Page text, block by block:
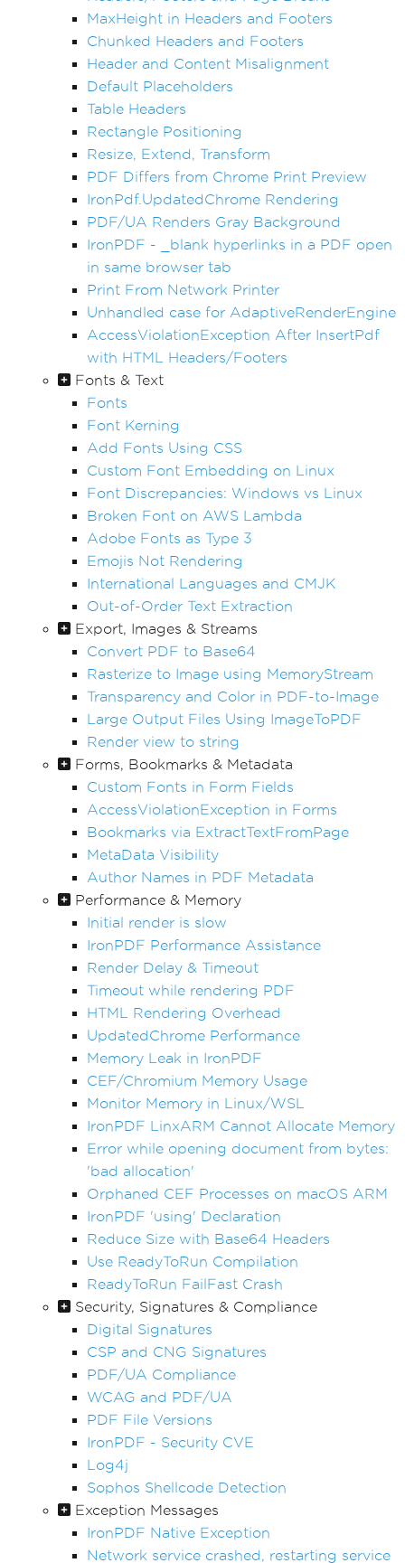
MaxHeight in Headers and Footers
Chunked Headers and Footers
Header and Content Misalignment
Default Placeholders
Table Headers
Rectangle Positioning
Resize, Extend, Transform
PDF Differs from Chrome Print Preview
IronPdf.UpdatedChrome Rendering
PDF/UA Renders Gray Background
IronPDF - _blank hyperlinks in a PDF open
in same browser tab
Print From Network Printer
Unhandled case for AdaptiveRenderEngine
AccessViolationException After InsertPdf
with HTML Headers/Footers
Fonts & Text
Fonts
Font Kerning
Add Fonts Using CSS
Custom Font Embedding on Linux
Font Discrepancies: Windows vs Linux
Broken Font on AWS Lambda
Adobe Fonts as Type 3
Emojis Not Rendering
International Languages and CMJK
Out-of-Order Text Extraction
Export, Images & Streams
Convert PDF to Base64
Rasterize to Image using MemoryStream
Transparency and Color in PDF-to-Image
Large Output Files Using ImageToPDF
Render view to string
Forms, Bookmarks & Metadata
Custom Fonts in Form Fields
AccessViolationException in Forms
Bookmarks via ExtractTextFromPage
MetaData Visibility
Author Names in PDF Metadata
Performance & Memory
Initial render is slow
IronPDF Performance Assistance
Render Delay & Timeout
Timeout while rendering PDF
HTML Rendering Overhead
UpdatedChrome Performance
Memory Leak in IronPDF
CEF/Chromium Memory Usage
Monitor Memory in Linux/WSL
IronPDF LinxARM Cannot Allocate Memory
Error while opening document from bytes:
'bad allocation'
Orphaned CEF Processes on macOS ARM
IronPDF 'using' Declaration
Reduce Size with Base64 Headers
Use ReadyToRun Compilation
ReadyToRun FailFast Crash
Security, Signatures & Compliance
Digital Signatures
CSP and CNG Signatures
PDF/UA Compliance
WCAG and PDF/UA
PDF File Versions
IronPDF - Security CVE
Log4j
Sophos Shellcode Detection
Exception Messages
IronPDF Native Exception
Network service crashed, restarting service